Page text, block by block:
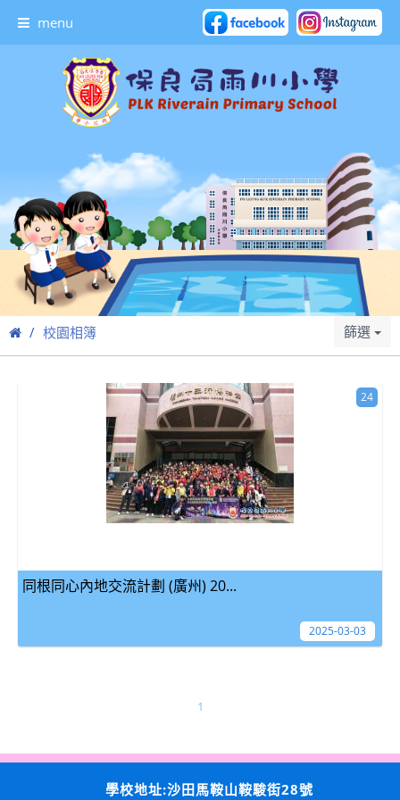
menu
校園相簿 篩選
同根同心內地交流計劃 (廣州) 20...
24
2025-03-03
1
學校地址:沙田馬鞍山鞍駿街28號